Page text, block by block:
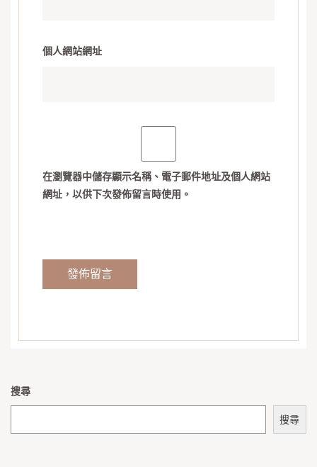
個人網站網址
在瀏覽器中儲存顯示名稱、電子郵件地址及個人網站
網址，以供下次發佈留言時使用。
搜尋
搜尋